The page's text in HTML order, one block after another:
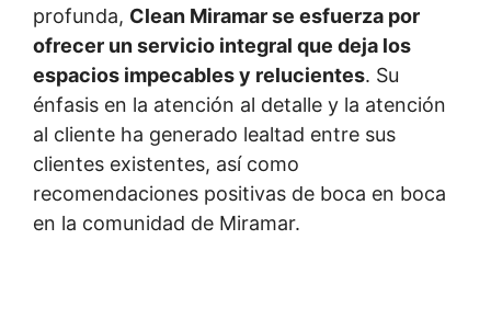
profunda, Clean Miramar se esfuerza por
ofrecer un servicio integral que deja los
espacios impecables y relucientes. Su
énfasis en la atención al detalle y la atención
al cliente ha generado lealtad entre sus
clientes existentes, así como
recomendaciones positivas de boca en boca
en la comunidad de Miramar.